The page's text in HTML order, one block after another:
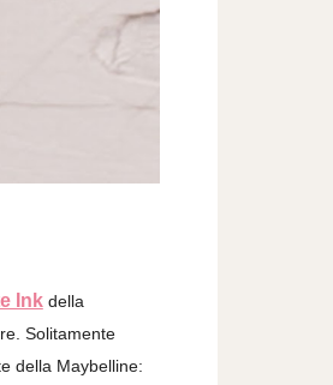
Inkdella
Solitamente
della Maybelline: